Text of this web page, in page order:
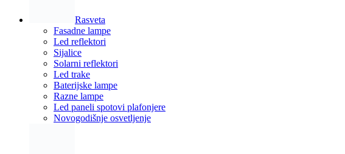
Rasveta
Fasadne lampe
Led reflektori
Sijalice
Solarni reflektori
Led trake
Baterijske lampe
Razne lampe
Led paneli spotovi plafonjere
Novogodišnje osvetljenje